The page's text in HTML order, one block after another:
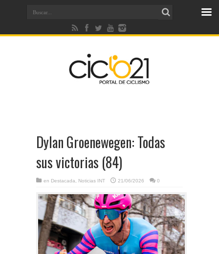
Dylan Groenewegen: Todas
sus victorias (84)
en Destacada Noticias INT 21/06/2026 0